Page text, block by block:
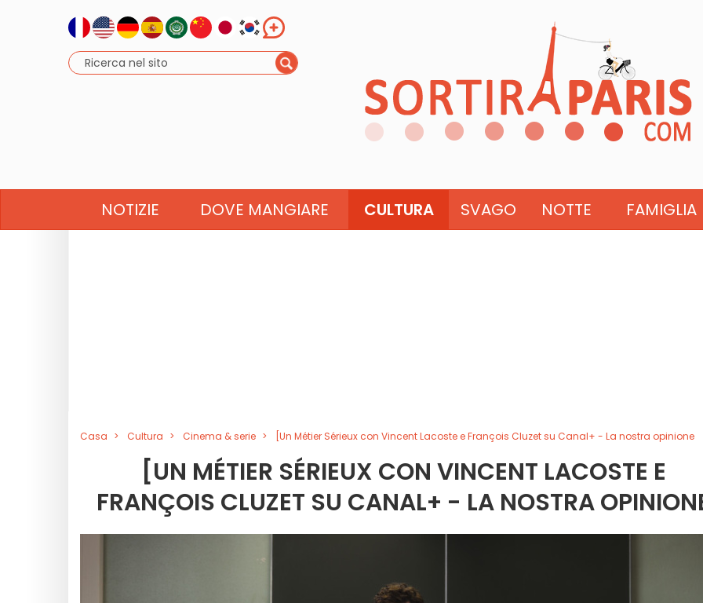
NOTIZIE DOVE MANGIARE CULTURA SVAGO NOTTE FAMIGLIA
Casa Cultura Cinema & serie [Un Métier Sérieux con Vincent Lacoste e François Cluzet su Canal+ - La nostra opinione
[UN MÉTIER SÉRIEUX CON VINCENT LACOSTE E
FRANÇOIS CLUZET SU CANAL+ - LA NOSTRA